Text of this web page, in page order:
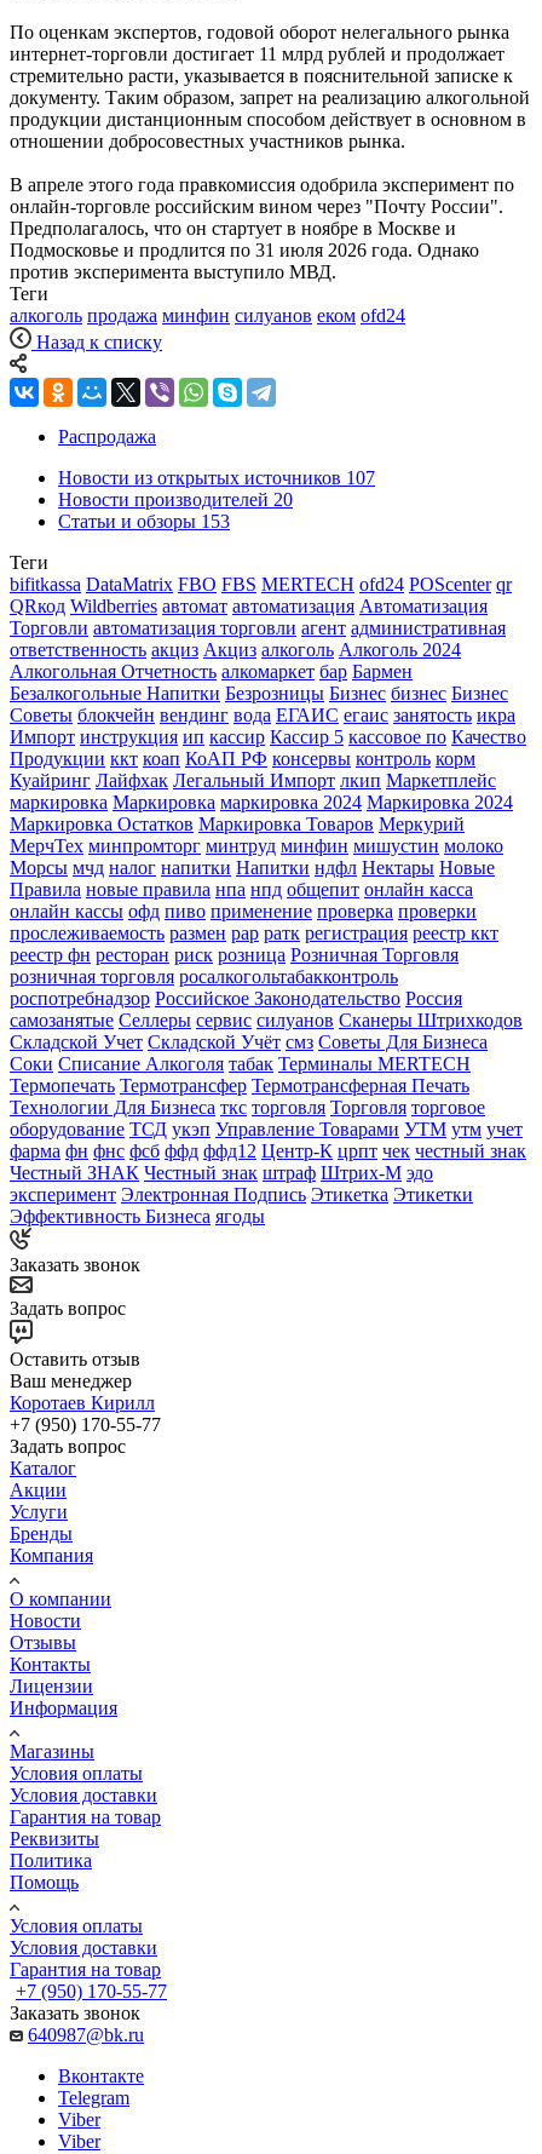
По оценкам экспертов, годовой оборот нелегального рынка
интернет-торговли достигает 11 млрд рублей и продолжает
стремительно расти, указывается в пояснительной записке к
документу. Таким образом, запрет на реализацию алкогольной
продукции дистанционным способом действует в основном в
отношении добросовестных участников рынка.
В апреле этого года правкомиссия одобрила эксперимент по
онлайн-торговле российским вином через "Почту России".
Предполагалось, что он стартует в ноябре в Москве и
Подмосковье и продлится по 31 июля 2026 года. Однако
против эксперимента выступило МВД.
Теги
алкоголь продажа минфин силуанов еком ofd24
Назад к списку
Распродажа
Новости из открытых источников 107
Новости производителей 20
Статьи и обзоры 153
Теги
bifitkassa DataMatrix FBO FBS MERTECH ofd24 POScenter qr
QRкод Wildberries автомат автоматизация Автоматизация
Торговли автоматизация торговли агент административная
ответственность акциз Акциз алкоголь Алкоголь 2024
Алкогольная Отчетность алкомаркет бар Бармен
Безалкогольные Напитки Безрозницы Бизнес бизнес Бизнес
Советы блокчейн вендинг вода ЕГАИС егаис занятость икра
Импорт инструкция ип кассир Кассир 5 кассовое по Качество
Продукции ккт коап КоАП РФ консервы контроль корм
Куайринг Лайфхак Легальный Импорт лкип Маркетплейс
маркировка Маркировка маркировка 2024 Маркировка 2024
Маркировка Остатков Маркировка Товаров Меркурий
МерчТех минпромторг минтруд минфин мишустин молоко
Морсы мчд налог напитки Напитки ндфл Нектары Новые
Правила новые правила нпа нпд общепит онлайн касса
онлайн кассы офд пиво применение проверка проверки
прослеживаемость размен рар ратк регистрация реестр ккт
реестр фн ресторан риск розница Розничная Торговля
розничная торговля росалкогольтабакконтроль
роспотребнадзор Российское Законодательство Россия
самозанятые Селлеры сервис силуанов Сканеры Штрихкодов
Складской Учет Складской Учёт смз Советы Для Бизнеса
Соки Списание Алкоголя табак Терминалы MERTECH
Термопечать Термотрансфер Термотрансферная Печать
Технологии Для Бизнеса ткс торговля Торговля торговое
оборудование ТСД укэп Управление Товарами УТМ утм учет
фарма фн фнс фсб ффд ффд12 Центр-К црпт чек честный знак
Честный ЗНАК Честный знак штраф Штрих-М эдо
эксперимент Электронная Подпись Этикетка Этикетки
Эффективность Бизнеса ягоды
Заказать звонок
Задать вопрос
Оставить отзыв
Ваш менеджер
Коротаев Кирилл
+7 (950) 170-55-77
Задать вопрос
Каталог
Акции
Услуги
Бренды
Компания
О компании
Новости
Отзывы
Контакты
Лицензии
Информация
Магазины
Условия оплаты
Условия доставки
Гарантия на товар
Реквизиты
Политика
Помощь
Условия оплаты
Условия доставки
Гарантия на товар
+7 (950) 170-55-77
Заказать звонок
640987@bk.ru
Вконтакте
Telegram
Viber
Viber